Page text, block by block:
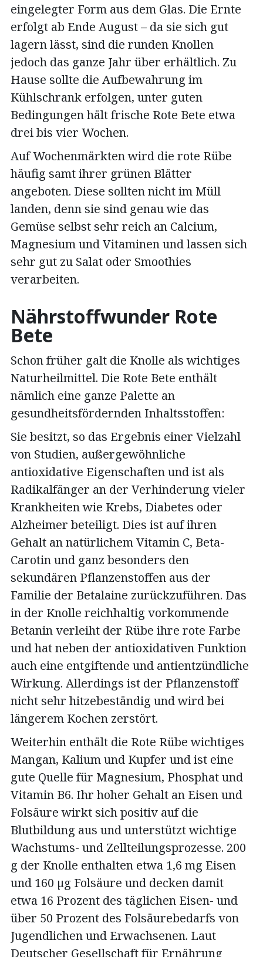
eingelegter Form aus dem Glas. Die Ernte
erfolgt ab Ende August – da sie sich gut
lagern lässt, sind die runden Knollen
jedoch das ganze Jahr über erhältlich. Zu
Hause sollte die Aufbewahrung im
Kühlschrank erfolgen, unter guten
Bedingungen hält frische Rote Bete etwa
drei bis vier Wochen.
Auf Wochenmärkten wird die rote Rübe
häufig samt ihrer grünen Blätter
angeboten. Diese sollten nicht im Müll
landen, denn sie sind genau wie das
Gemüse selbst sehr reich an Calcium,
Magnesium und Vitaminen und lassen sich
sehr gut zu Salat oder Smoothies
verarbeiten.
Nährstoffwunder Rote
Bete
Schon früher galt die Knolle als wichtiges
Naturheilmittel. Die Rote Bete enthält
nämlich eine ganze Palette an
gesundheitsfördernden Inhaltsstoffen:
Sie besitzt, so das Ergebnis einer Vielzahl
von Studien, außergewöhnliche
antioxidative Eigenschaften und ist als
Radikalfänger an der Verhinderung vieler
Krankheiten wie Krebs, Diabetes oder
Alzheimer beteiligt. Dies ist auf ihren
Gehalt an natürlichem Vitamin C, Beta-
Carotin und ganz besonders den
sekundären Pflanzenstoffen aus der
Familie der Betalaine zurückzuführen. Das
in der Knolle reichhaltig vorkommende
Betanin verleiht der Rübe ihre rote Farbe
und hat neben der antioxidativen Funktion
auch eine entgiftende und antientzündliche
Wirkung. Allerdings ist der Pflanzenstoff
nicht sehr hitzebeständig und wird bei
längerem Kochen zerstört.
Weiterhin enthält die Rote Rübe wichtiges
Mangan, Kalium und Kupfer und ist eine
gute Quelle für Magnesium, Phosphat und
Vitamin B6. Ihr hoher Gehalt an Eisen und
Folsäure wirkt sich positiv auf die
Blutbildung aus und unterstützt wichtige
Wachstums- und Zellteilungsprozesse. 200
g der Knolle enthalten etwa 1,6 mg Eisen
und 160 µg Folsäure und decken damit
etwa 16 Prozent des täglichen Eisen- und
über 50 Prozent des Folsäurebedarfs von
Jugendlichen und Erwachsenen. Laut
Deutscher Gesellschaft für Ernährung